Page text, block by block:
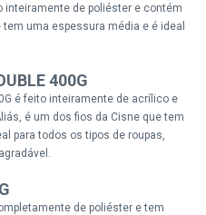
inteiramente de poliéster e contém
uma espessura média e é ideal
400G
é feito inteiramente de acrílico e
é um dos fios da Cisne que tem
para todos os tipos de roupas,
de poliéster e tem